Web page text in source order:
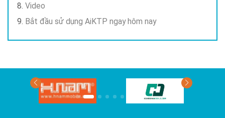
Video
Bắt đầu sử dụng AiKTP ngay hôm nay